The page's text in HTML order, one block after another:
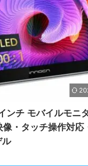
ンチ モバイルモニタ
・タッチ操作対応
ル